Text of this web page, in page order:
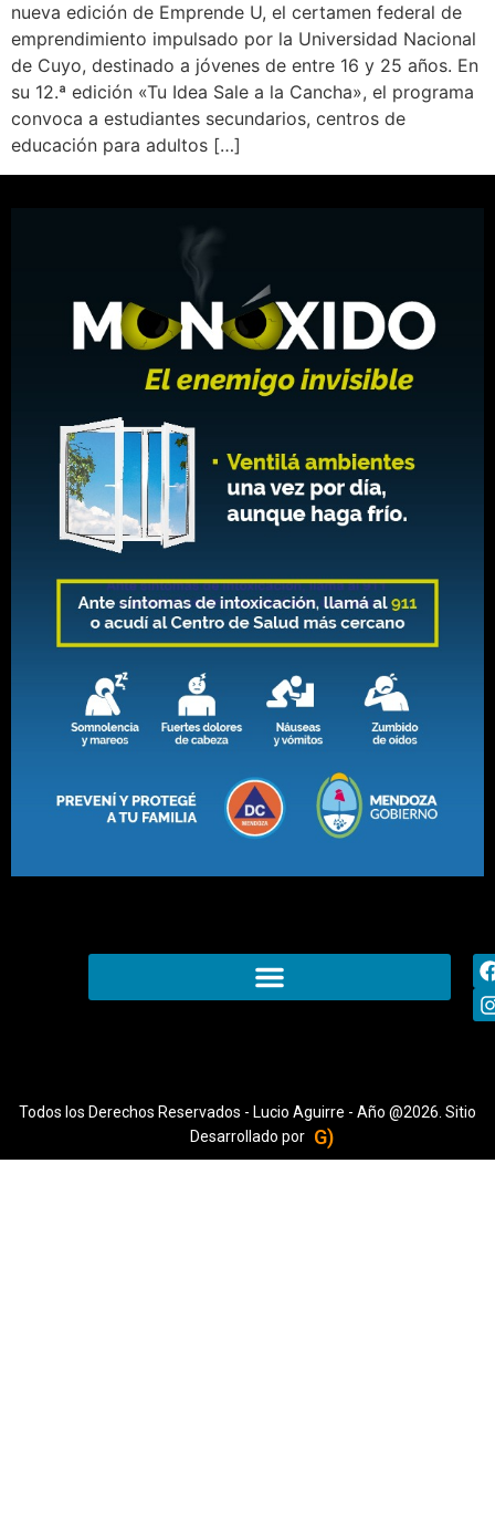
nueva edición de Emprende U, el certamen federal de
emprendimiento impulsado por la Universidad Nacional
de Cuyo, destinado a jóvenes de entre 16 y 25 años. En
su 12.ª edición «Tu Idea Sale a la Cancha», el programa
convoca a estudiantes secundarios, centros de
educación para adultos […]
Todos los Derechos Reservados - Lucio Aguirre - Año @2026. Sitio
Desarrollado por G)